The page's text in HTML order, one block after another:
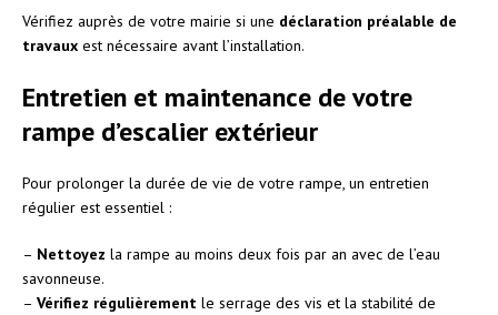
Vérifiez auprès de votre mairie si une déclaration préalable de
travaux est nécessaire avant l’installation.
Entretien et maintenance de votre
rampe d’escalier extérieur
Pour prolonger la durée de vie de votre rampe, un entretien
régulier est essentiel :
– Nettoyez la rampe au moins deux fois par an avec de l’eau
savonneuse.
– Vérifiez régulièrement le serrage des vis et la stabilité de